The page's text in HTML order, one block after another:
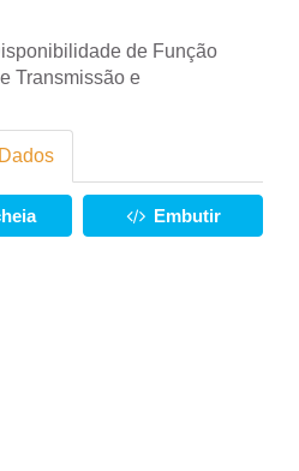
de Função
Transmissão e
Embutir